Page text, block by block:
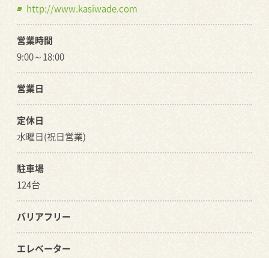
http://www.kasiwade.com
営業時間
9:00～18:00
営業日
定休日
水曜日(祝日営業)
駐車場
124台
バリアフリー
エレベーター